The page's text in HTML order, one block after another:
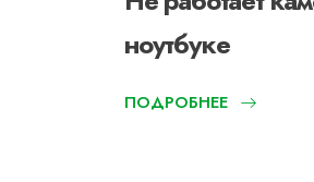
ноутбуке
ПОДРОБНЕЕ